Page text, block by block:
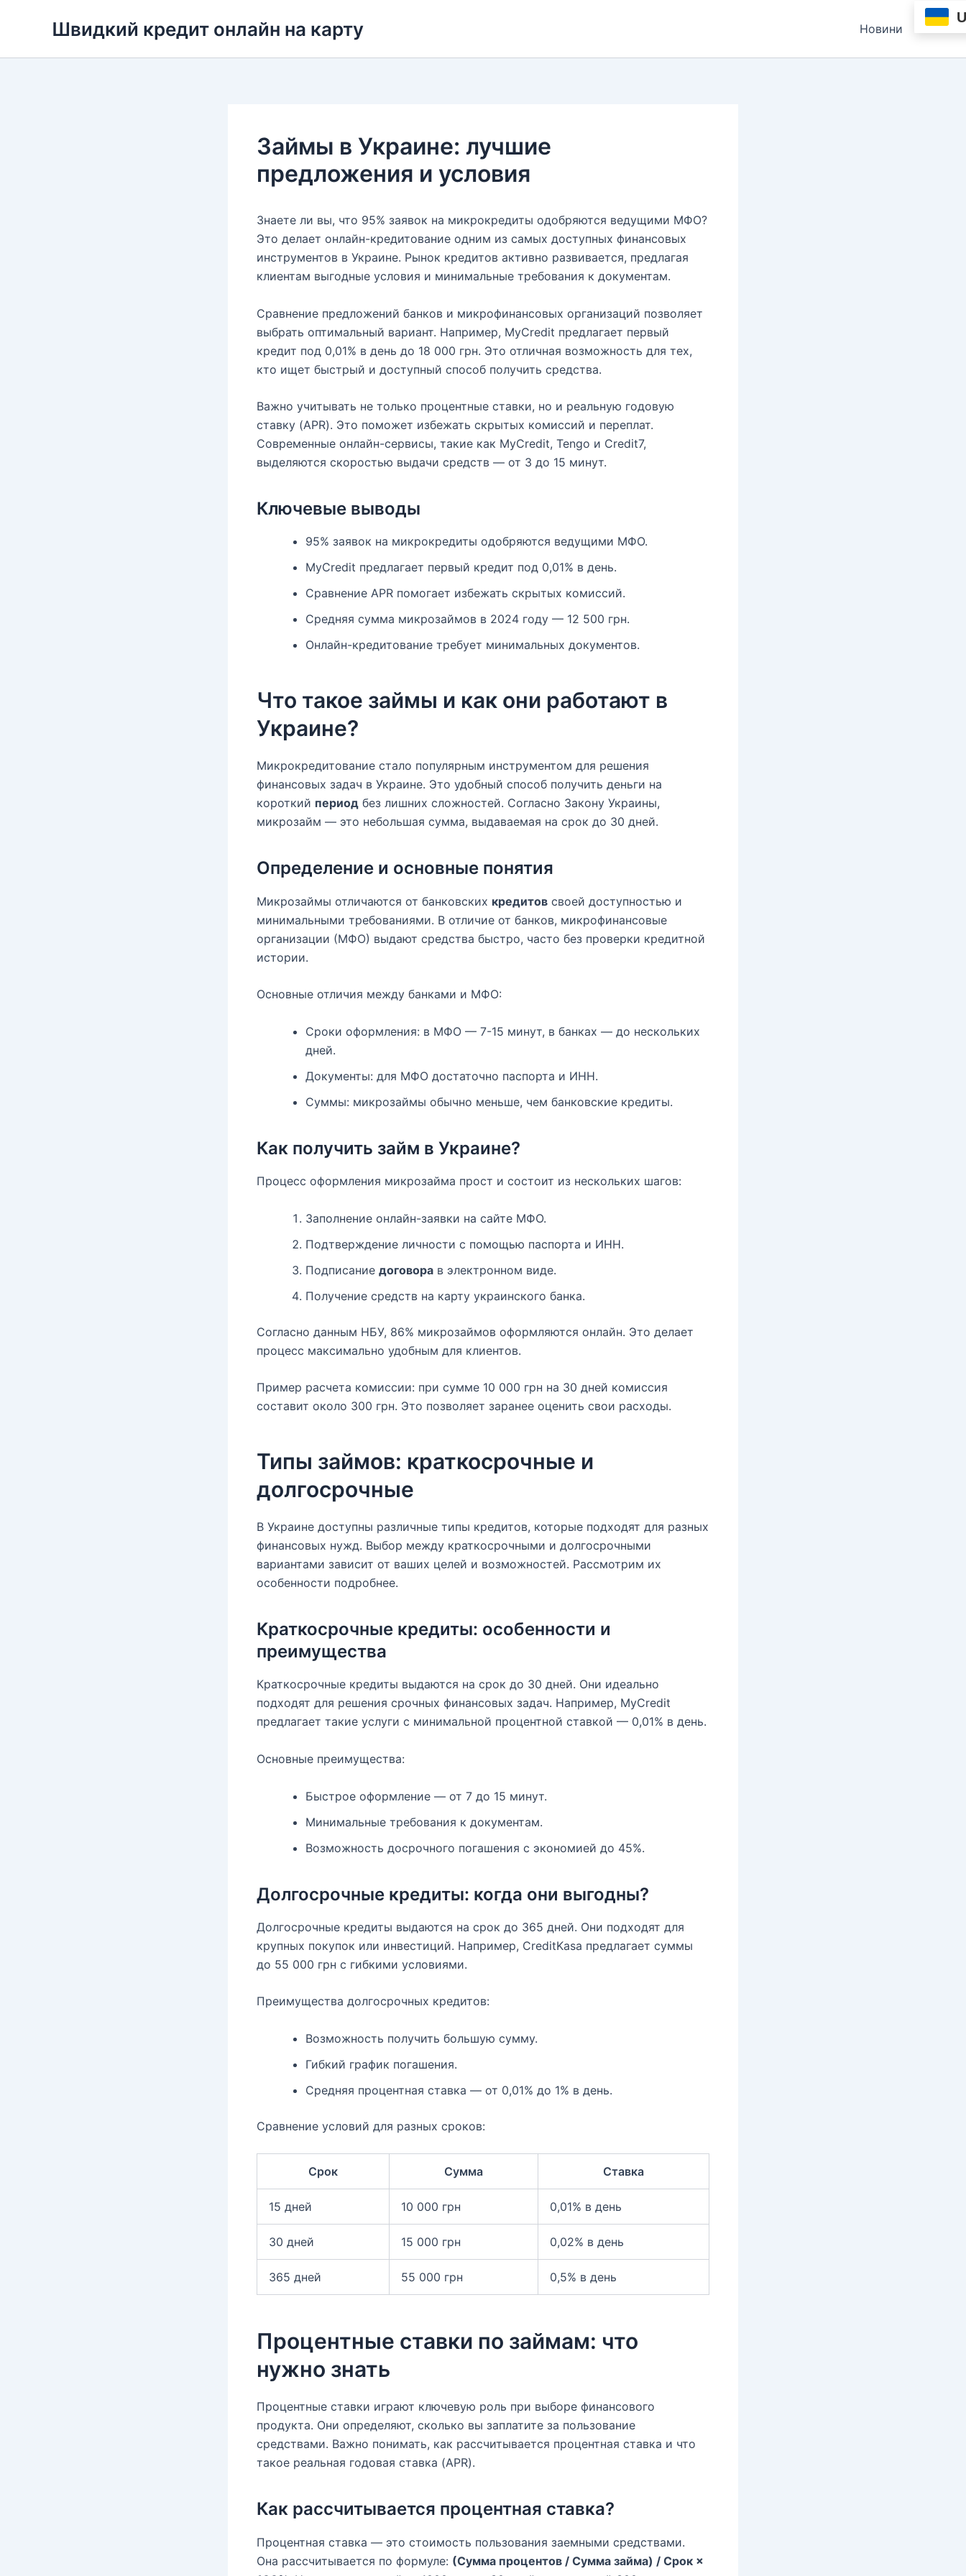
Швидкий кредит онлайн на карту Новини
Займы в Украине: лучшие
предложения и условия
Знаете ли вы, что 95% заявок на микрокредиты одобряются ведущими МФО?
Это делает онлайн-кредитование одним из самых доступных финансовых
инструментов в Украине. Рынок кредитов активно развивается, предлагая
клиентам выгодные условия и минимальные требования к документам.
Сравнение предложений банков и микрофинансовых организаций позволяет
выбрать оптимальный вариант. Например, MyCredit предлагает первый
кредит под 0,01% в день до 18 000 грн. Это отличная возможность для тех,
кто ищет быстрый и доступный способ получить средства.
Важно учитывать не только процентные ставки, но и реальную годовую
ставку (APR). Это поможет избежать скрытых комиссий и переплат.
Современные онлайн-сервисы, такие как MyCredit, Tengo и Credit7,
выделяются скоростью выдачи средств — от 3 до 15 минут.
Ключевые выводы
95% заявок на микрокредиты одобряются ведущими МФО.
MyCredit предлагает первый кредит под 0,01% в день.
Сравнение APR помогает избежать скрытых комиссий.
Средняя сумма микрозаймов в 2024 году — 12 500 грн.
Онлайн-кредитование требует минимальных документов.
Что такое займы и как они работают в
Украине?
Микрокредитование стало популярным инструментом для решения
финансовых задач в Украине. Это удобный способ получить деньги на
короткий период без лишних сложностей. Согласно Закону Украины,
микрозайм — это небольшая сумма, выдаваемая на срок до 30 дней.
Определение и основные понятия
Микрозаймы отличаются от банковских кредитов своей доступностью и
минимальными требованиями. В отличие от банков, микрофинансовые
организации (МФО) выдают средства быстро, часто без проверки кредитной
истории.
Основные отличия между банками и МФО:
Сроки оформления: в МФО — 7-15 минут, в банках — до нескольких
дней.
Документы: для МФО достаточно паспорта и ИНН.
Суммы: микрозаймы обычно меньше, чем банковские кредиты.
Как получить займ в Украине?
Процесс оформления микрозайма прост и состоит из нескольких шагов:
Заполнение онлайн-заявки на сайте МФО.
Подтверждение личности с помощью паспорта и ИНН.
Подписание договора в электронном виде.
Получение средств на карту украинского банка.
Согласно данным НБУ, 86% микрозаймов оформляются онлайн. Это делает
процесс максимально удобным для клиентов.
Пример расчета комиссии: при сумме 10 000 грн на 30 дней комиссия
составит около 300 грн. Это позволяет заранее оценить свои расходы.
Типы займов: краткосрочные и
долгосрочные
В Украине доступны различные типы кредитов, которые подходят для разных
финансовых нужд. Выбор между краткосрочными и долгосрочными
вариантами зависит от ваших целей и возможностей. Рассмотрим их
особенности подробнее.
Краткосрочные кредиты: особенности и
преимущества
Краткосрочные кредиты выдаются на срок до 30 дней. Они идеально
подходят для решения срочных финансовых задач. Например, MyCredit
предлагает такие услуги с минимальной процентной ставкой — 0,01% в день.
Основные преимущества:
Быстрое оформление — от 7 до 15 минут.
Минимальные требования к документам.
Возможность досрочного погашения с экономией до 45%.
Долгосрочные кредиты: когда они выгодны?
Долгосрочные кредиты выдаются на срок до 365 дней. Они подходят для
крупных покупок или инвестиций. Например, CreditKasa предлагает суммы
до 55 000 грн с гибкими условиями.
Преимущества долгосрочных кредитов:
Возможность получить большую сумму.
Гибкий график погашения.
Средняя процентная ставка — от 0,01% до 1% в день.
Сравнение условий для разных сроков:
Срок Сумма Ставка
15 дней 10 000 грн 0,01% в день
30 дней 15 000 грн 0,02% в день
365 дней 55 000 грн 0,5% в день
Процентные ставки по займам: что
нужно знать
Процентные ставки играют ключевую роль при выборе финансового
продукта. Они определяют, сколько вы заплатите за пользование
средствами. Важно понимать, как рассчитывается процентная ставка и что
такое реальная годовая ставка (APR).
Как рассчитывается процентная ставка?
Процентная ставка — это стоимость пользования заемными средствами.
Она рассчитывается по формуле: (Сумма процентов / Сумма займа) / Срок ×